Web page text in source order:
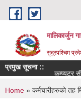
Skip to main content
मालिकार्जुन
सुदूरपश्चिम
प्रमुख सूचना ::
कम्प्युटर सीप
You are
Home » कर्मचारीहरुको तह